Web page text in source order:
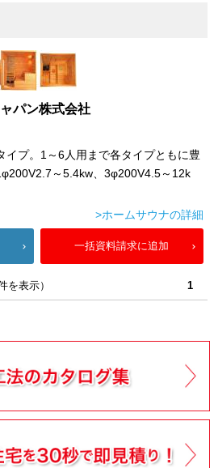
パン株式会社
イプ。1～6人用まで各タイプともに豊
～5.4kw、3φ200V4.5～12k
>ホームサウナの詳細
一括資料請求に追加
を表示） 1